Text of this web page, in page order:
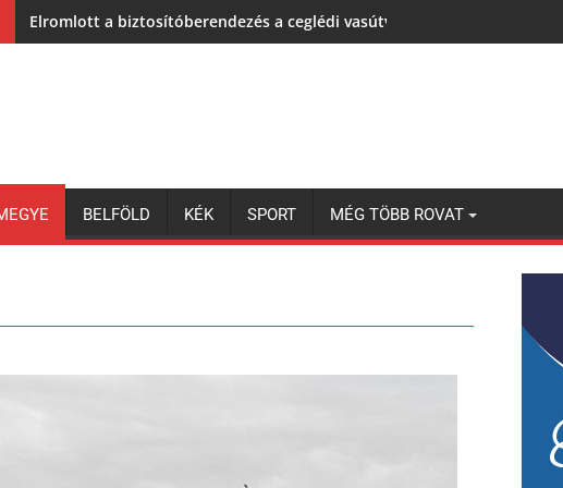
Ön szerint hogy készül a hamisítatlan szolnoki habos isler?
BELFÖLD KÉK SPORT MÉG TÖBB ROVAT